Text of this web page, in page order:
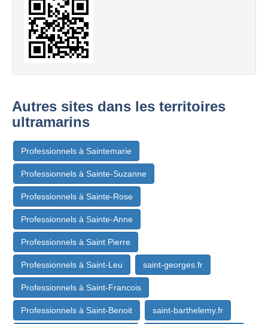
Autres sites dans les territoires
ultramarins
Professionnels à Saintemarie
Professionnels à Sainte-Suzanne
Professionnels à Sainte-Rose
Professionnels à Sainte-Anne
Professionnels à Saint Pierre
Professionnels à Saint-Leu saint-georges.fr
Professionnels à Saint-Francois
Professionnels à Saint-Benoit saint-barthelemy.fr